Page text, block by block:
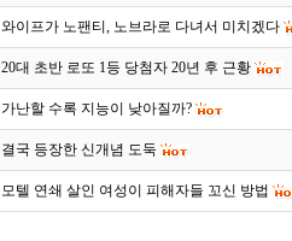
와이프가 노팬티, 노브라로 다녀서 미치겠다
20대 초반 로또 1등 당첨자 20년 후 근황
가난할 수록 지능이 낮아질까?
결국 등장한 신개념 도둑
모텔 연쇄 살인 여성이 피해자들 꼬신 방법